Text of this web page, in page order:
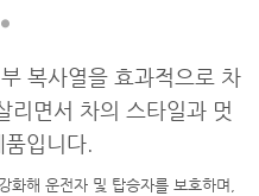
복사열을 효과적으로 차
리면서 차의 스타일과 멋
입니다.
화해 운전자 및 탑승자를 보호하며,